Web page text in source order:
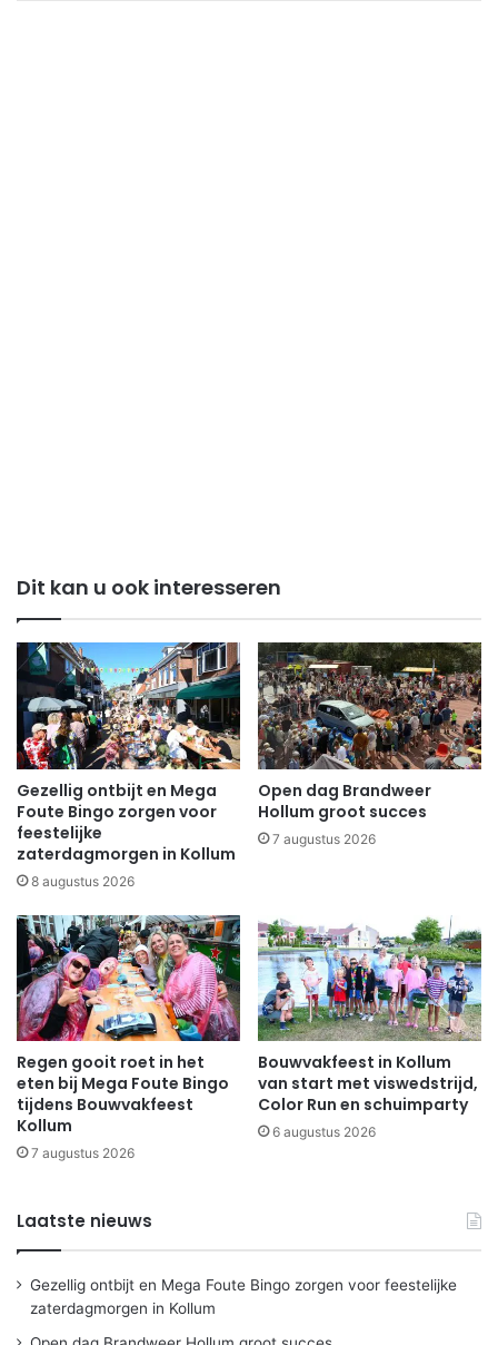
Dit kan u ook interesseren
Gezellig ontbijt en Mega
Foute Bingo zorgen voor
feestelijke
zaterdagmorgen in Kollum
8 augustus 2026
Open dag Brandweer
Hollum groot succes
7 augustus 2026
Regen gooit roet in het
eten bij Mega Foute Bingo
tijdens Bouwvakfeest
Kollum
7 augustus 2026
Bouwvakfeest in Kollum
van start met viswedstrijd,
Color Run en schuimparty
6 augustus 2026
Laatste nieuws
Gezellig ontbijt en Mega Foute Bingo zorgen voor feestelijke
zaterdagmorgen in Kollum